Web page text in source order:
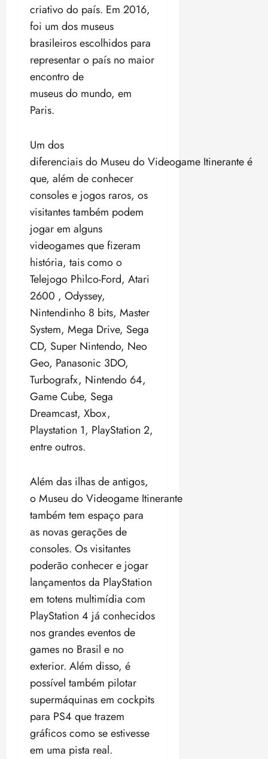
criativo do país. Em 2016,
foi um dos museus
brasileiros escolhidos para
representar o país no maior
encontro de
museus do mundo, em
Paris.
Um dos
diferenciais do Museu do Videogame Itinerante é
que, além de conhecer
consoles e jogos raros, os
visitantes também podem
jogar em alguns
videogames que fizeram
história, tais como o
Telejogo Philco-Ford, Atari
2600 , Odyssey,
Nintendinho 8 bits, Master
System, Mega Drive, Sega
CD, Super Nintendo, Neo
Geo, Panasonic 3DO,
Turbografx, Nintendo 64,
Game Cube, Sega
Dreamcast, Xbox,
Playstation 1, PlayStation 2,
entre outros.
Além das ilhas de antigos,
o Museu do Videogame Itinerante
também tem espaço para
as novas gerações de
consoles. Os visitantes
poderão conhecer e jogar
lançamentos da PlayStation
em totens multimídia com
PlayStation 4 já conhecidos
nos grandes eventos de
games no Brasil e no
exterior. Além disso, é
possível também pilotar
supermáquinas em cockpits
para PS4 que trazem
gráficos como se estivesse
em uma pista real.